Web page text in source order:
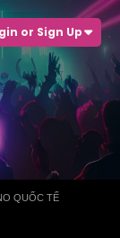
or Sign Up
QUỐC TẾ